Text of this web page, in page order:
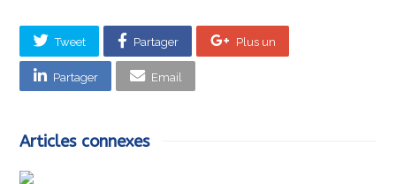
Tweet Partager Plus un
Partager Email
Articles connexes